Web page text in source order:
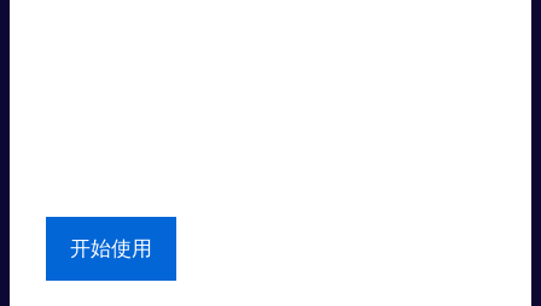
开始使用